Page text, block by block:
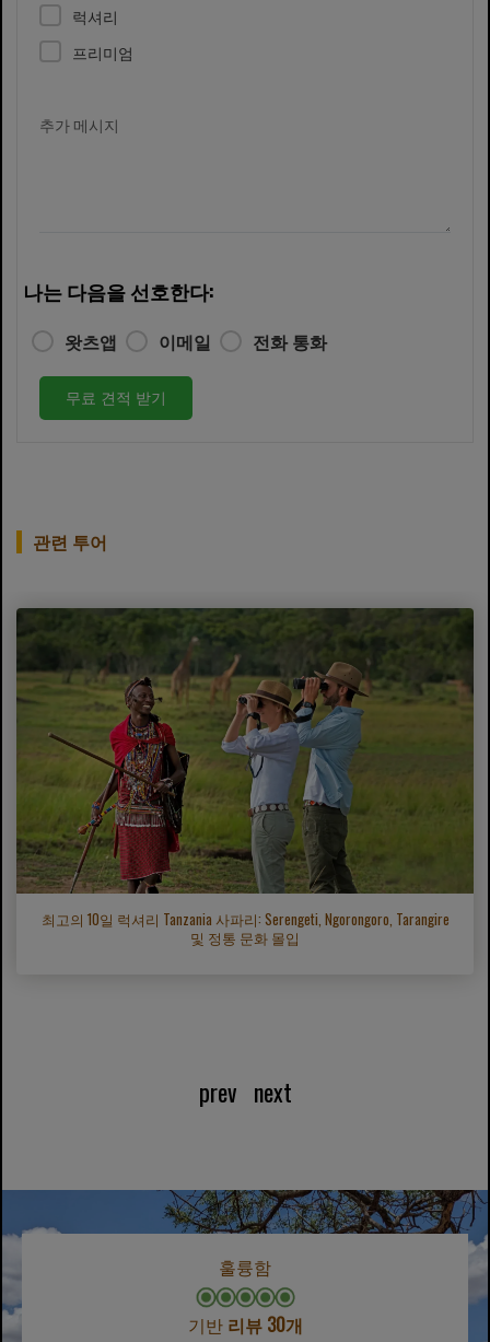
럭셔리
프리미엄
추가 메시지
나는 다음을 선호한다:
왓츠앱 이메일 전화 통화
무료 견적 받기
관련 투어
최고의 10일 럭셔리 Tanzania 사파리: Serengeti, Ngorongoro, Tarangire
및 정통 문화 몰입
prev next
훌륭함
기반 리뷰 30개